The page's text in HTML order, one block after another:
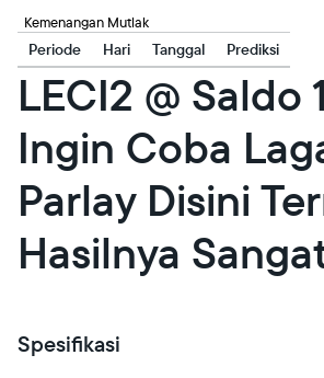
Kemenangan Mutlak
Periode Hari Tanggal Prediksi
LECI2 @ Saldo
Ingin Coba
Parlay Disini
Hasilnya
Spesifikasi